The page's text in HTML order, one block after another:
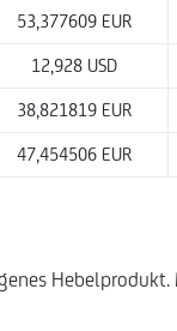
53,377609 EUR
12,928 USD
38,821819 EUR
47,454506 EUR
Hebelprodukt.